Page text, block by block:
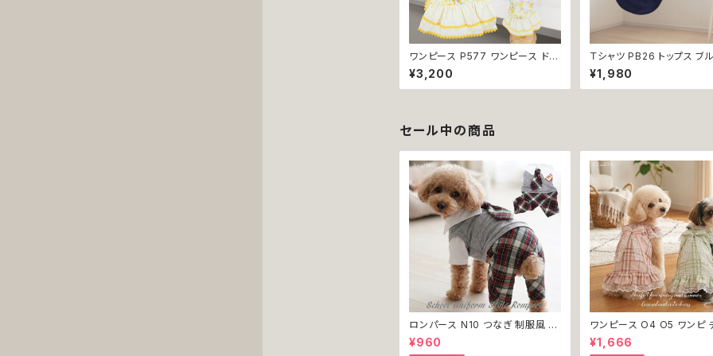
ワンピース P577 ワンピース ドレ
ス ハンドメイド 花 スカート トップ
ス ティアードスカート 春 夏 パピ
ー 小型犬 犬 猫 ペット 服 犬服 猫
換不可
¥3,200
Ｔシャツ PB26 トップス ブ
球 くま ドックウェア 小型
dog cat ペット 服 犬服 返
不可
¥1,980
セール中の商品
ロンパース N10 つなぎ 制服風 チ
ェック柄 グレー 灰色 コスチューム
コスプレ ドッグウェア dog 犬 猫
¥960
ワンピース O4 O5 ワンピ
ク プリーツ レース 女の子
小型 猫 服 洋服 ペット dog
¥1,666